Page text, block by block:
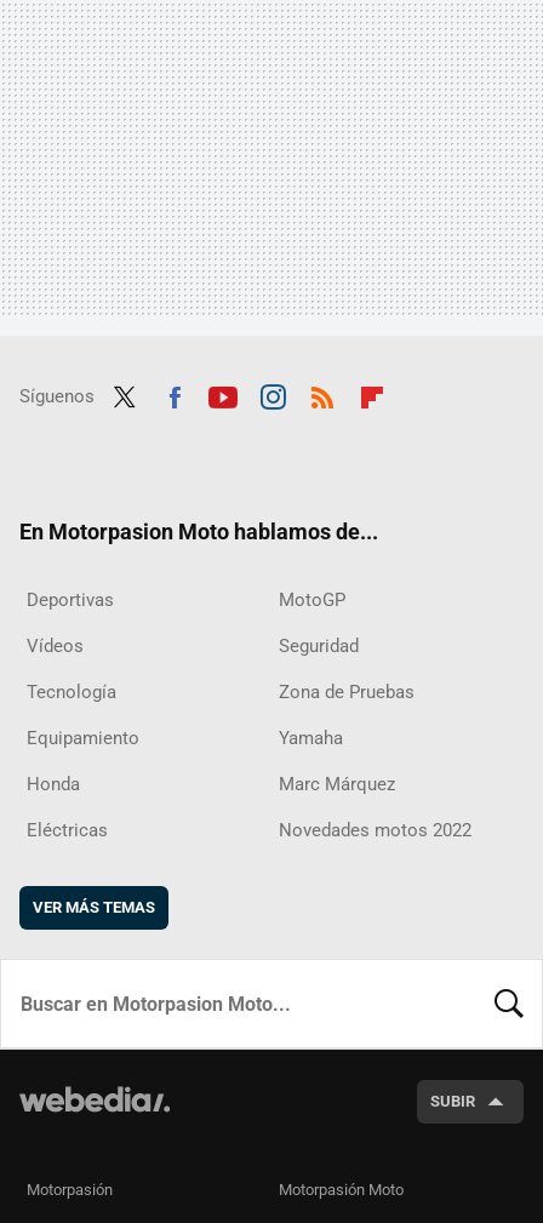
Síguenos
En Motorpasion Moto hablamos de...
Deportivas MotoGP
Vídeos Seguridad
Tecnología Zona de Pruebas
Equipamiento Yamaha
Honda Marc Márquez
Eléctricas Novedades motos 2022
VER MÁS TEMAS
SUBIR
Motorpasión Motorpasión Moto